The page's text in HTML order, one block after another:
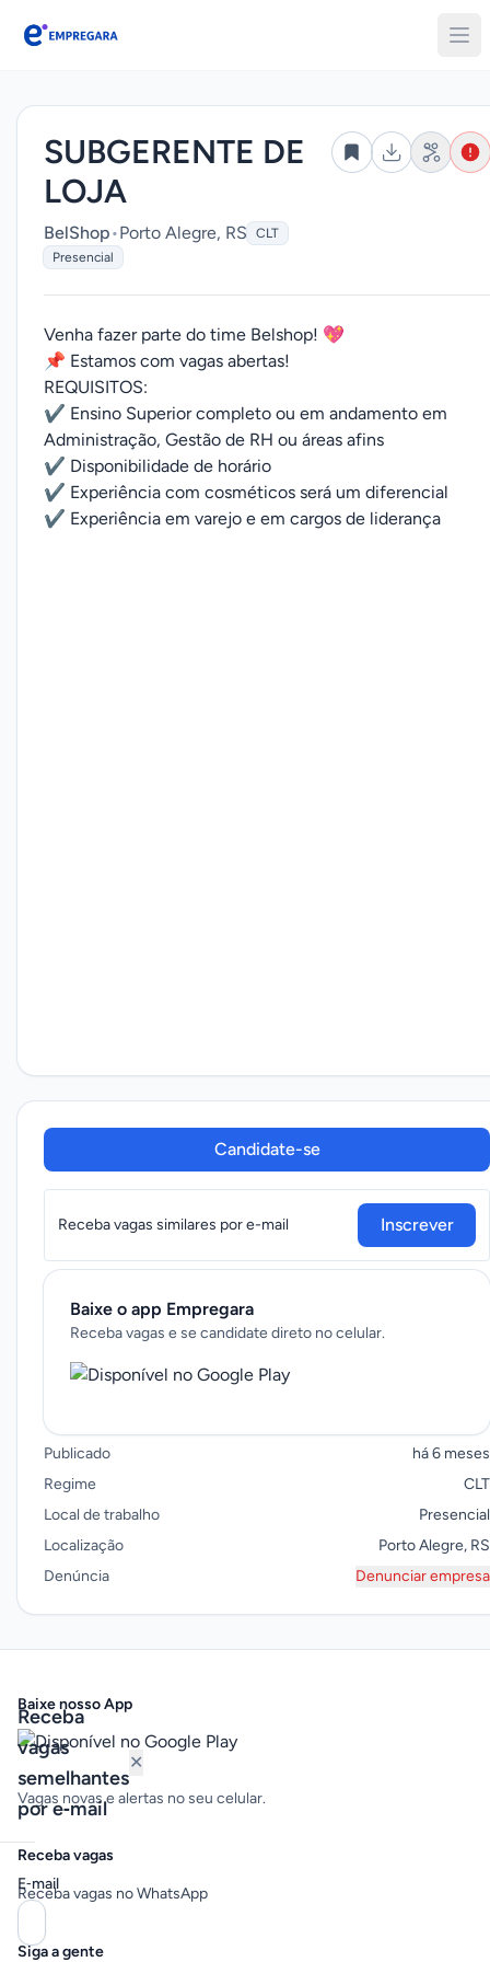
Empregara
SUBGERENTE DE
LOJA
BelShop•Porto Alegre, RS CLT
Presencial
Venha fazer parte do time Belshop! 💖
📌 Estamos com vagas abertas!
REQUISITOS:
✔️ Ensino Superior completo ou em andamento em
Administração, Gestão de RH ou áreas afins
✔️ Disponibilidade de horário
✔️ Experiência com cosméticos será um diferencial
✔️ Experiência em varejo e em cargos de liderança
Candidate-se
Receba vagas similares por e-mail Inscrever
Baixe o app Empregara
Receba vagas e se candidate direto no celular.
Publicado
há 6 meses
Regime
CLT
Local de trabalho
Presencial
Localização
Porto Alegre, RS
Denúncia
Denunciar empresa
Receba
vagas
semelhantes
por e‑mail
✕
E‑mail
Baixe nosso App
Vagas novas e alertas no seu celular.
Receba vagas
Receba vagas no WhatsApp
Siga a gente